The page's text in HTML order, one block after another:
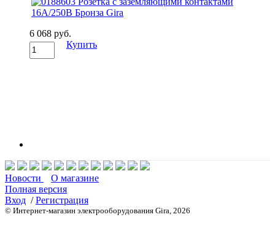
6 068 руб.
Купить
Новости
О магазине
Полная версия
Вход /Регистрация
© Интернет-магазин электрооборудования Gira, 2026